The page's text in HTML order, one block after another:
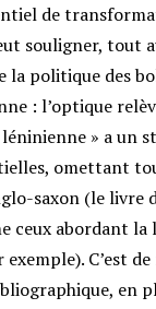
de
souligner, tout
politique des
: l’optique
» a un
omettant
saxon (le livre
ceux abordant
C’est
en